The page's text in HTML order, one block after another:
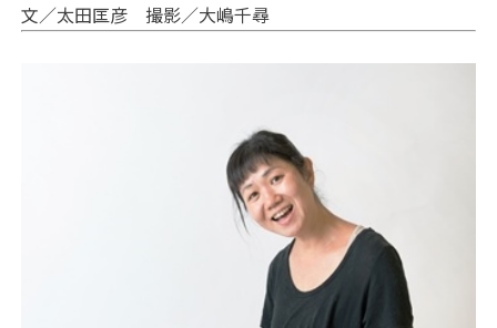
文／太田匡彦 撮影／大嶋千尋